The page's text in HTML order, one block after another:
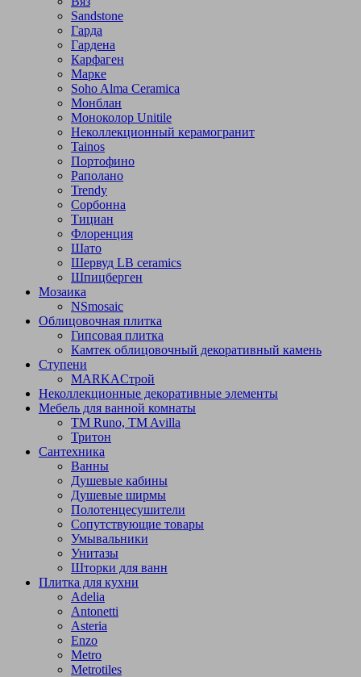
Sandstone
Гарда
Гардена
Карфаген
Марке
Soho Alma Ceramica
Монблан
Моноколор Unitile
Неколлекционный керамогранит
Tainos
Портофино
Раполано
Trendy
Сорбонна
Тициан
Флоренция
Шато
Шервуд LB ceramics
Шпицберген
Мозаика
NSmosaic
Облицовочная плитка
Гипсовая плитка
Камтек облицовочный декоративный камень
Ступени
МARKAСтрой
Неколлекционные декоративные элементы
Мебель для ванной комнаты
TM Runo, TM Avilla
Тритон
Сантехника
Ванны
Душевые кабины
Душевые ширмы
Полотенцесушители
Сопутствующие товары
Умывальники
Унитазы
Шторки для ванн
Плитка для кухни
Adelia
Antonetti
Asteria
Enzo
Metro
Metrotiles